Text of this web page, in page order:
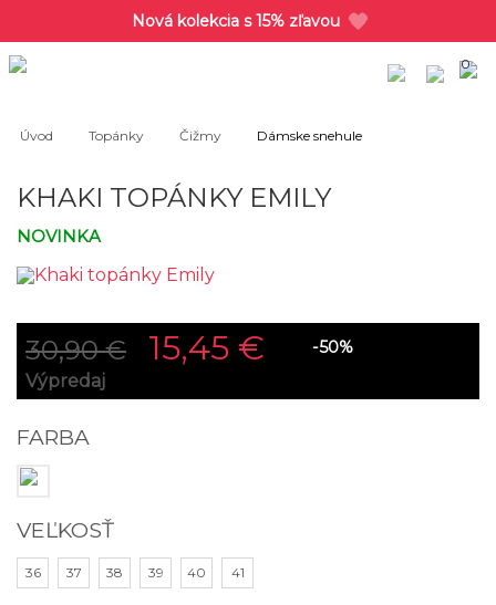
Nová kolekcia s 15% zľavou
0
Úvod Topánky Čižmy Dámske snehule
KHAKI TOPÁNKY EMILY
NOVINKA
30,90 € 15,45 € -50%
Výpredaj
FARBA
VEĽKOSŤ
36 37 38 39 40 41